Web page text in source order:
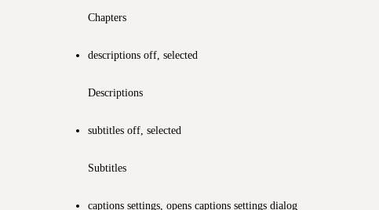
Chapters
descriptions off , selected
Descriptions
subtitles off , selected
Subtitles
captions settings , opens captions settings dialog